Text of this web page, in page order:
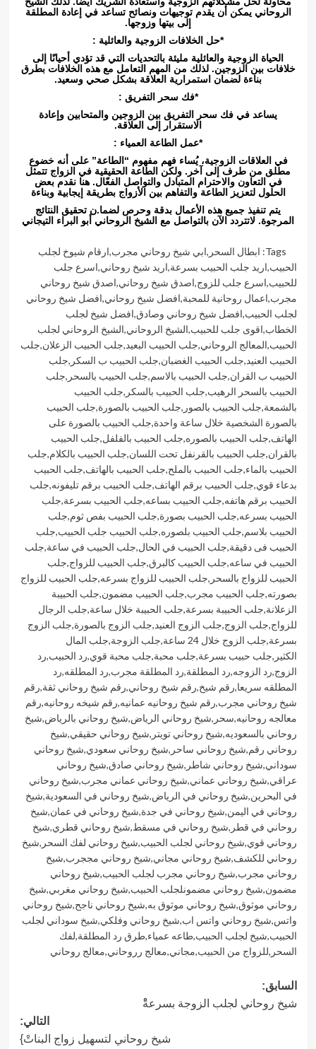
الروحاني يمكن أن يقدم توجيهات ونصائح تساعد في إعادة المطلقة
إلى بيتها وزوجها.
*حل الخلافات الزوجية والعائلية :
الحياة الزوجية والعائلية مليئة بالتحديات التي قد تؤدي أحيانًا إلى
خلافات بين الزوجين. لذلك من المهم التعامل مع هذه الخلافات بطرق
بناءة لضمان استمرارية العلاقة بشكل صحي وسعيد.
*فك سحر التفريق :
يساعد في فك سحر التفريق بين الزوجين والمتحابين وإعادة
الاستقرار إلى العلاقة.
*عمل الطاعة العمياء :
في العلاقات الزوجية، يُساء فهم مفهوم “الطاعة” على أنه خضوع
مطلق من طرف إلى آخر. ولكن الطاعة الحقيقية في الزواج تتمثل
في التعاون والاحترام المتبادل والتواصل الفعّال. هنا نقدم بعض
الحلول لتعزيز الطاعة والتفاهم بين الأزواج بطريقة إيجابية وبناءة
يتم تنفيذ جميع هذه الأعمال بدقة وحرص لضما.ن تحقيق النتائج
المرجوة. لاتتردد الآن بالتواصل مع الشيخ الروحاني أبو البراء التيجاني
Tags: ابطال السحر ,ابي شيخ روحاني مجرب,ارقام شيوخ لجلب
الحبيب,اريد جلب الحبيب بسرعة,اريد شيخ روحاني,اسرع جلب
للحبيب,اسرع جلب للزوج,اصدق شيخ روحاني,اصدق شيخ روحاني
مجرب,اعمال روحانية للمحبة,افضل شيخ روحاني,افضل شيخ روحاني
لجلب الحبيب,افضل شيخ روحاني وصادق,افضل شيخ لجلب
الخطاب,اقوى جلب للحبيب,الشيخ الروحاني,الشيخ الروحاني لجلب
الحبيب,المعالج الروحاني,جلب الحبيب البعيد,جلب الحبيب الزعلان,جلب
الحبيب العنيد,جلب الحبيب الغضبان,جلب الحبيب ب السكر ,جلب
الحبيب ب القران,جلب الحبيب بالاسم,جلب الحبيب بالسحر ,جلب
الحبيب بالسحر الرهيب,جلب الحبيب بالسكر ,جلب الحبيب
بالشمعة,جلب الحبيب بالصور ,جلب الحبيب بالصورة,جلب الحبيب
بالصورة الشخصية خلال ساعة واحدة,جلب الحبيب بالصورة على
الهاتف,جلب الحبيب بالصوره,جلب الحبيب بالفلفل,جلب الحبيب
بالقران,جلب الحبيب بالقرنفل تحت اللسان,جلب الحبيب بالكلام,جلب
الحبيب بالماء,جلب الحبيب بالملح,جلب الحبيب بالهاتف,جلب الحبيب
بدعاء قوي,جلب الحبيب برقم الهاتف,جلب الحبيب برقم تليفونه,جلب
الحبيب برقم هاتفه,جلب الحبيب بساعه,جلب الحبيب بسرعة,جلب
الحبيب بسرعه,جلب الحبيب بصورة,جلب الحبيب بفص ثوم,جلب
الحبيب بلاسم,جلب الحبيب بلصوره,جلب الحبيب جلب الحبيب,جلب
الحبيب فى دقيقة,جلب الحبيب في الحال,جلب الحبيب في ساعة,جلب
الحبيب في ساعه,جلب الحبيب كالبرق,جلب الحبيب للزواج,جلب
الحبيب للزواج بالسحر ,جلب الحبيب للزواج بسرعه,جلب الحبيب للزواج
بصورته,جلب الحبيب مجرب,جلب الحبيب مضمون,جلب الحبيبة
الزعلانة,جلب الحبيبة بسرعة,جلب الحبيبة خلال ساعة,جلب الرجال
للزواج,جلب الزوج,جلب الزوج العنيد,جلب الزوج بالصورة,جلب الزوج
بسرعة,جلب الزوج خلال 24 ساعة ,جلب الزوجة,جلب المال
الكثير ,جلب حبيب بسرعة,جلب محبة,جلب محبة قوي,رد الحبيب,رد
الزوج,رد الزوجه,رد المطلقة,رد المطلقة مجرب,رد المطلقه,رد
المطلقه سريعا,رقم شيخ,رقم شيخ روحاني,رقم شيخ روحاني ثقة,رقم
شيخ روحاني مجرب,رقم شيخ روحانيه عمانيه,رقم شيخه روحانيه,رقم
معالجه روحانيه,سحر ,شيخ روحاني الرياض,شيخ روحاني بالرياض,شيخ
روحاني بالسعوديه,شيخ روحاني تويتر ,شيخ روحاني حقيقي,شيخ
روحاني رقم,شيخ روحاني ساحر ,شيخ روحاني سعودي,شيخ روحاني
سوداني,شيخ روحاني شاطر ,شيخ روحاني صادق,شيخ روحاني
عراقي,شيخ روحاني عماني,شيخ روحاني عماني مجرب,شيخ روحاني
في البحرين,شيخ روحاني في الرياض,شيخ روحاني في السعودية,شيخ
روحاني في اليمن,شيخ روحاني في جدة,شيخ روحاني في عمان,شيخ
روحاني في قطر ,شيخ روحاني في مسقط,شيخ روحاني قطري,شيخ
روحاني قوي,شيخ روحاني لجلب الحبيب,شيخ روحاني لفك السحر ,شيخ
روحاني للكشف,شيخ روحاني مجاني,شيخ روحاني مججرب,شيخ
روحاني مجرب,شيخ روحاني مجرب لجلب الحبيب,شيخ روحاني
مضمون,شيخ روحاني مضمونلجلب الحبيب,شيخ روحاني مغربي,شيخ
روحاني موثوق,شيخ روحاني موثوق به,شيخ روحاني ناجح,شيخ روحاني
واتس,شيخ روحاني واتس اب,شيخ روحاني وفلكي,شيخ سوداني لجلب
الحبيب,شيخ لجلب الحبيب,طاعه عمياء,طرق رد المطلقة,لفك
السحر ,للزواج من الحبيب,مجاني,معالج رروحاني,معالج روحاني
تصفّح
المقالات
السابق:
شيخ روحاني لجلب الزوجة بسرعةًْ
التالي:
شيخ روحاني لتسهيل زواج البناتْ}